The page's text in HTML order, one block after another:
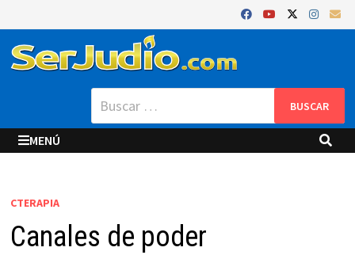
al
contenido
Buscar:
MENÚ
CTERAPIA
Canales de poder